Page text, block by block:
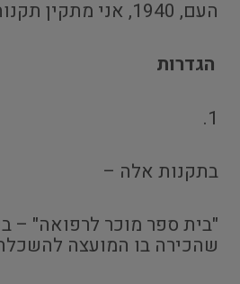
העם, 1940, אני מתקין תקנות אלה:
הגדרות
1.
בתקנות אלה –
"בית ספר מוכר לרפואה" –
שהכירה בו המועצה